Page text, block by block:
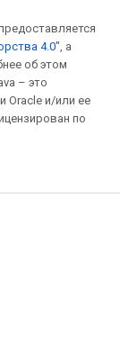
4.0", а
об этом
– это
Oracle и/или ее
по